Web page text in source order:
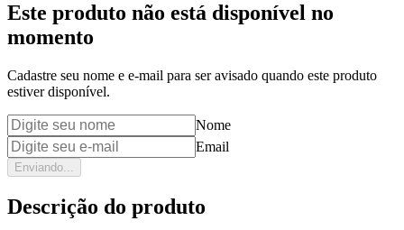
Este produto não está disponível no
momento
Cadastre seu nome e e-mail para ser avisado quando este produto
estiver disponível.
Nome
Email
Enviando...
Descrição do produto